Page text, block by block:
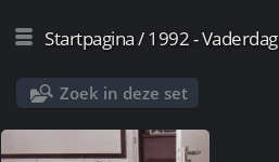
Startpagina/1992 - Vaderdag
Zoek in deze set